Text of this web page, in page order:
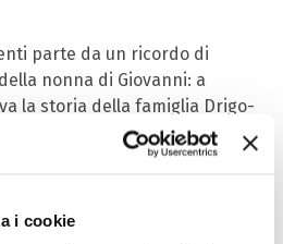
i cookie
parte da un ricordo di
nonna di Giovanni: a
la storia della famiglia Drigo-
i Falk, originari di Fiume, da una
tra le due famiglie non si è
tanto che Federico Falk ha